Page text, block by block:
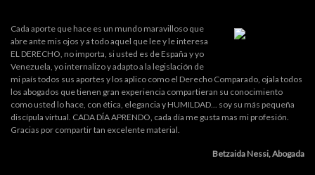
Cada aporte que hace es un mundo maravilloso que
abre ante mis ojos y a todo aquel que lee y le interesa
EL DERECHO, no importa, si usted es de España y yo
Venezuela, yo internalizo y adapto a la legislación de
mi país todos sus aportes y los aplico como el Derecho Comparado, ojala todos
los abogados que tienen gran experiencia compartieran su conocimiento
como usted lo hace, con ética, elegancia y HUMILDAD... soy su más pequeña
discípula virtual. CADA DÍA APRENDO, cada día me gusta mas mi profesión.
Gracias por compartir tan excelente material.
Betzaida Nessi, Abogada